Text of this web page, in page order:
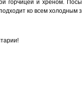
горчицей и хреном.
ко всем холодным